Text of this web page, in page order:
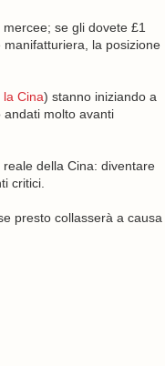
se gli dovete £1
la posizione
Cina) stanno iniziando a
molto avanti
della Cina: diventare
critici.
presto collasserà a causa